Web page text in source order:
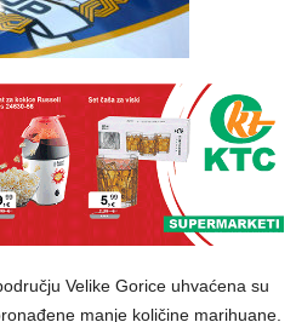
Velike Gorice uhvaćena su
manje količine marihuane.